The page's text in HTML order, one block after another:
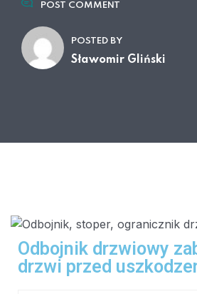
POST COMMENT
POSTED BY
Sławomir Gliński
Odbojnik drzwiowy
drzwi przed